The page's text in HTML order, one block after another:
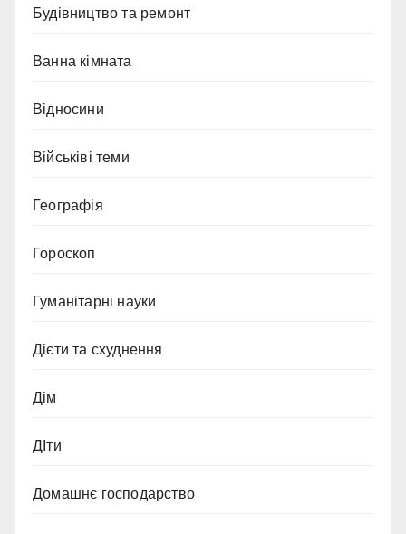
Будівництво та ремонт
Ванна кімната
Відносини
Військіві теми
Географія
Гороскоп
Гуманітарні науки
Дієти та схуднення
Дім
ДІти
Домашнє господарство